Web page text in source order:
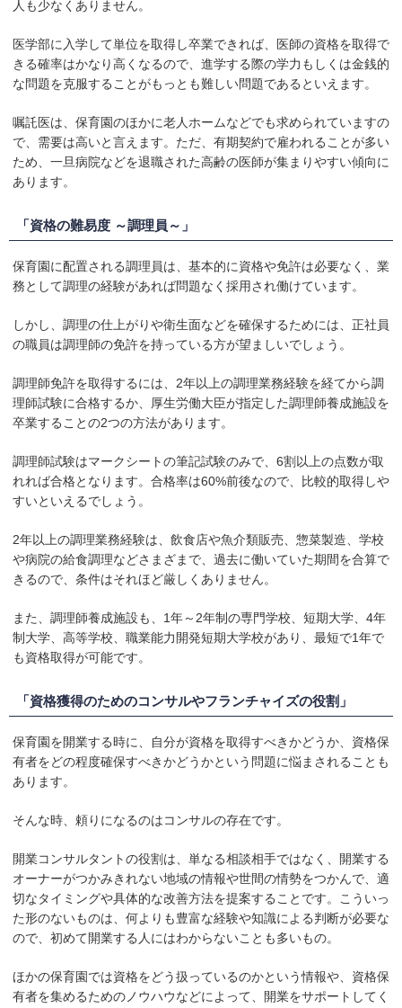
人も少なくありません。
医学部に入学して単位を取得し卒業できれば、医師の資格を取得で
きる確率はかなり高くなるので、進学する際の学力もしくは金銭的
な問題を克服することがもっとも難しい問題であるといえます。
嘱託医は、保育園のほかに老人ホームなどでも求められていますの
で、需要は高いと言えます。ただ、有期契約で雇われることが多い
ため、一旦病院などを退職された高齢の医師が集まりやすい傾向に
あります。
「資格の難易度 ～調理員～」
保育園に配置される調理員は、基本的に資格や免許は必要なく、業
務として調理の経験があれば問題なく採用され働けています。
しかし、調理の仕上がりや衛生面などを確保するためには、正社員
の職員は調理師の免許を持っている方が望ましいでしょう。
調理師免許を取得するには、2年以上の調理業務経験を経てから調
理師試験に合格するか、厚生労働大臣が指定した調理師養成施設を
卒業することの2つの方法があります。
調理師試験はマークシートの筆記試験のみで、6割以上の点数が取
れれば合格となります。合格率は60%前後なので、比較的取得しや
すいといえるでしょう。
2年以上の調理業務経験は、飲食店や魚介類販売、惣菜製造、学校
や病院の給食調理などさまざまで、過去に働いていた期間を合算で
きるので、条件はそれほど厳しくありません。
また、調理師養成施設も、1年～2年制の専門学校、短期大学、4年
制大学、高等学校、職業能力開発短期大学校があり、最短で1年で
も資格取得が可能です。
「資格獲得のためのコンサルやフランチャイズの役割」
保育園を開業する時に、自分が資格を取得すべきかどうか、資格保
有者をどの程度確保すべきかどうかという問題に悩まされることも
あります。
そんな時、頼りになるのはコンサルの存在です。
開業コンサルタントの役割は、単なる相談相手ではなく、開業する
オーナーがつかみきれない地域の情報や世間の情勢をつかんで、適
切なタイミングや具体的な改善方法を提案することです。こういっ
た形のないものは、何よりも豊富な経験や知識による判断が必要な
ので、初めて開業する人にはわからないことも多いもの。
ほかの保育園では資格をどう扱っているのかという情報や、資格保
有者を集めるためのノウハウなどによって、開業をサポートしてく